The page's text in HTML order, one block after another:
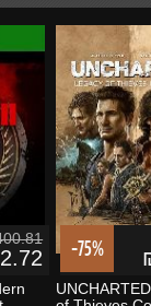
-75%
of Thieves
הוסף לסל